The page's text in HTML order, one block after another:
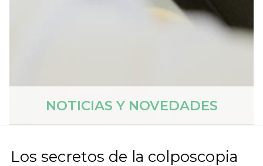
NOTICIAS Y NOVEDADES
Los secretos de la colposcopia